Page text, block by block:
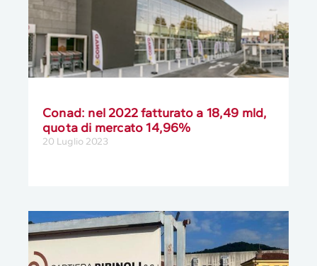
Conad: nel 2022 fatturato a 18,49 mld,
quota di mercato 14,96%
20 Luglio 2023